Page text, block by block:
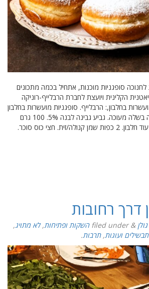
סופגניות מוכנות, אתחיל בכמה מתכונים
הקלינית ויועצת לחברת הרבלייף-רוניקה
בחלבון,: הרבלייף. סופגניות מועשרות בחלבון
חומרים ל-12 יחידות: בננה בשלה מעוכה. גביע גבינה לבנה 5%. 100 גרם
קוטג' 5%. 2 ביצים פלוס עוד חלבון. 2 כפות שמן קנולה/זית. חצי כוס סוכר.
דרך רחובות
&
filed under השקות ופתיחות,לא מתויג,
תבשילים ועוגות,תרבות.